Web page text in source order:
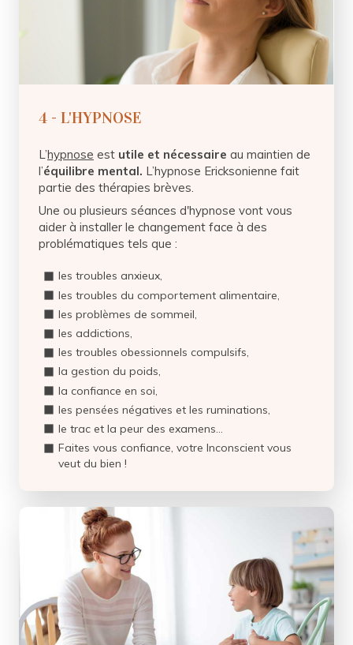
4 - L'HYPNOSE
L’hypnose est utile et nécessaire au maintien de
l’équilibre mental. L’hypnose Ericksonienne fait
partie des thérapies brèves.
Une ou plusieurs séances d'hypnose vont vous
aider à installer le changement face à des
problématiques tels que :
les troubles anxieux,
les troubles du comportement alimentaire,
les problèmes de sommeil,
les addictions,
les troubles obessionnels compulsifs,
la gestion du poids,
la confiance en soi,
les pensées négatives et les ruminations,
le trac et la peur des examens...
Faites vous confiance, votre Inconscient vous
veut du bien !